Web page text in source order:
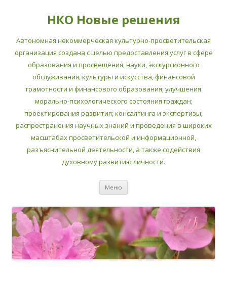
НКО Новые решения
Автономная некоммерческая культурно-просветительская
организация создана с целью предоставления услуг в сфере
образования и просвещения, науки, экскурсионного
обслуживания, культуры и искусства, финансовой
грамотности и финансового образования; улучшения
морально-психологического состояния граждан;
проектирования развития; консалтинга и экспертизы;
распространения научных знаний и проведения в широких
масштабах просветительской и информационной,
разъяснительной деятельности, а также содействия
духовному развитию личности.
Меню